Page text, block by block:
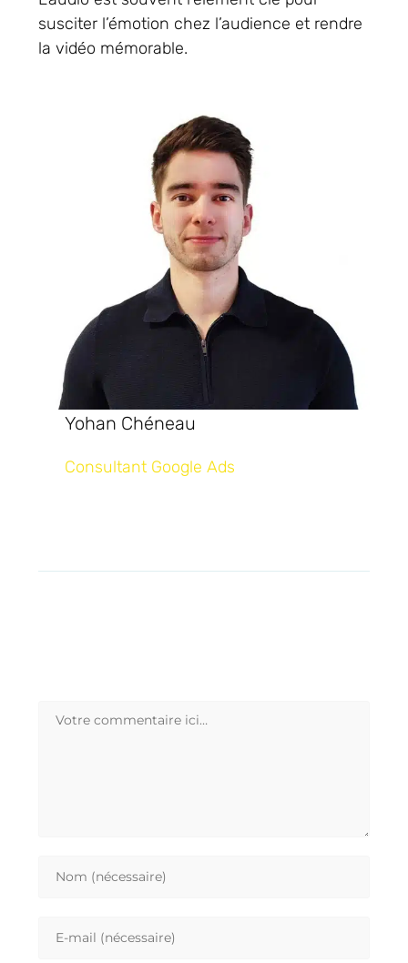
susciter l’émotion chez l’audience et rendre
la vidéo mémorable.
Yohan Chéneau
Consultant Google Ads